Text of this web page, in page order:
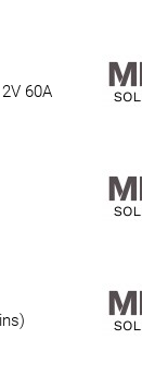
60A